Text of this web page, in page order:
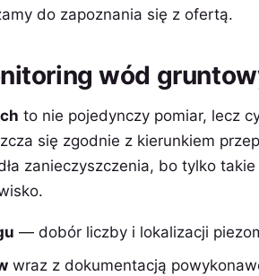
do zapoznania się z ofertą.
wód
to nie pojedynczy pomiar, lecz
się zgodnie z kierunkiem
zanieczyszczenia, bo tylko
— dobór liczby i lokalizacji
wraz z dokumentacją